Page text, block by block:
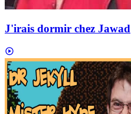
J'irais dormir chez Jawad